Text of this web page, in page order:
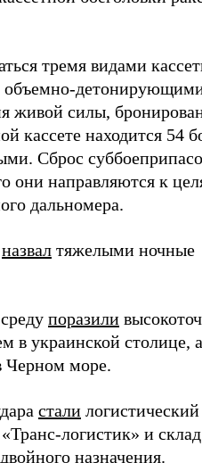
тремя видами
объемно-
живой силы,
кассете находится 54
Сброс
они направляются к
дальномера.
назвал тяжелыми ночные
поразили
в украинской столице,
Черном море.
стали
логистик» и склад
назначения.